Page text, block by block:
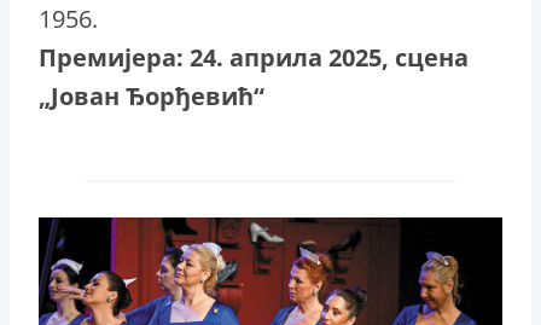
1956.
Премијера: 24. априла 2025, сцена
„Јован Ђорђевић“